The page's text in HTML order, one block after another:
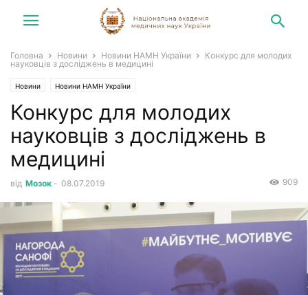
Головна Новини Новини НАМН України
Конкурс для молодих
науковців з досліджень в медицині
Новини Новини НАМН України
Конкурс для молодих
науковців з досліджень в
медицині
від Мозок - 08.07.2019 909